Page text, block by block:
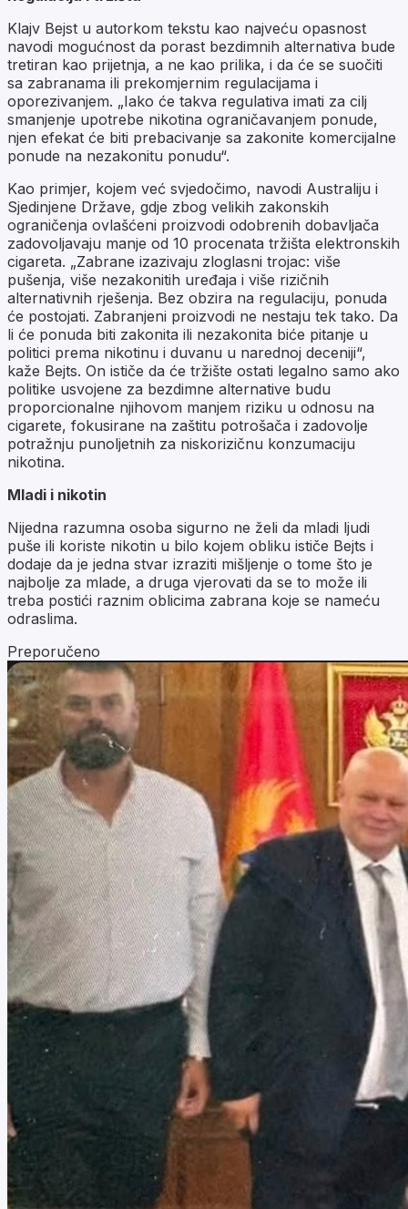
Klajv Bejst u autorkom tekstu kao najveću opasnost
navodi mogućnost da porast bezdimnih alternativa bude
tretiran kao prijetnja, a ne kao prilika, i da će se suočiti
sa zabranama ili prekomjernim regulacijama i
oporezivanjem. „Iako će takva regulativa imati za cilj
smanjenje upotrebe nikotina ograničavanjem ponude,
njen efekat će biti prebacivanje sa zakonite komercijalne
ponude na nezakonitu ponudu“.
Kao primjer, kojem već svjedočimo, navodi Australiju i
Sjedinjene Države, gdje zbog velikih zakonskih
ograničenja ovlašćeni proizvodi odobrenih dobavljača
zadovoljavaju manje od 10 procenata tržišta elektronskih
cigareta. „Zabrane izazivaju zloglasni trojac: više
pušenja, više nezakonitih uređaja i više rizičnih
alternativnih rješenja. Bez obzira na regulaciju, ponuda
će postojati. Zabranjeni proizvodi ne nestaju tek tako. Da
li će ponuda biti zakonita ili nezakonita biće pitanje u
politici prema nikotinu i duvanu u narednoj deceniji“,
kaže Bejts. On ističe da će tržište ostati legalno samo ako
politike usvojene za bezdimne alternative budu
proporcionalne njihovom manjem riziku u odnosu na
cigarete, fokusirane na zaštitu potrošača i zadovolje
potražnju punoljetnih za niskorizičnu konzumaciju
nikotina.
Mladi i nikotin
Nijedna razumna osoba sigurno ne želi da mladi ljudi
puše ili koriste nikotin u bilo kojem obliku ističe Bejts i
dodaje da je jedna stvar izraziti mišljenje o tome što je
najbolje za mlade, a druga vjerovati da se to može ili
treba postići raznim oblicima zabrana koje se nameću
odraslima.
Preporučeno